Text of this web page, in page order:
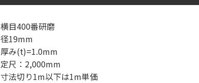
横目400番研磨
径19mm
厚み(t)=1.0mm
定尺：2,000mm
寸法切り1m以下は1m単価